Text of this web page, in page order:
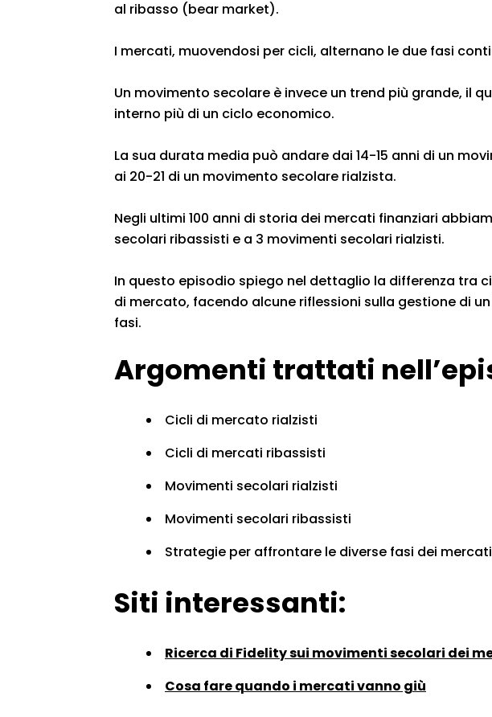
al ribasso (bear market).
I mercati, muovendosi per cicli, alternano le due fasi
Un movimento secolare è invece un trend più grande, il
interno più di un ciclo economico.
La sua durata media può andare dai 14-15 anni di un
ai 20-21 di un movimento secolare rialzista.
Negli ultimi 100 anni di storia dei mercati finanziari
secolari ribassisti e a 3 movimenti secolari rialzisti.
In questo episodio spiego nel dettaglio la differenza tra
di mercato, facendo alcune riflessioni sulla gestione di
fasi.
Argomenti trattati
Cicli di mercato rialzisti
Cicli di mercati ribassisti
Movimenti secolari rialzisti
Movimenti secolari ribassisti
Strategie per affrontare le diverse fasi dei mercati
Siti interessanti:
Ricerca di Fidelity sui movimenti secolari dei
Cosa fare quando i mercati vanno giù